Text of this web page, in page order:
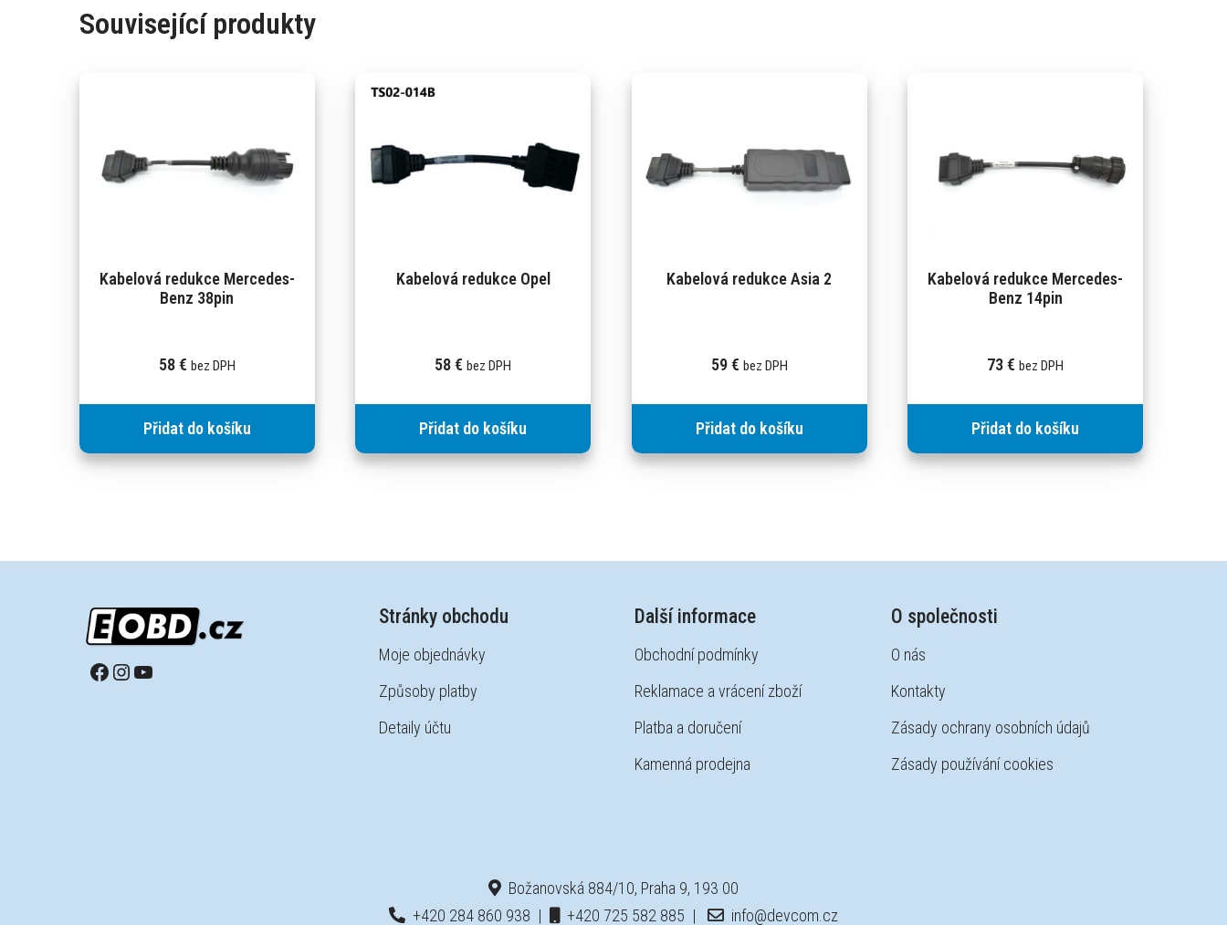
Související produkty
Kabelová redukce Mercedes-
Benz 38pin
58€ bez DPH
Přidat do košíku
Kabelová redukce Opel
58€ bez DPH
Přidat do košíku
Kabelová redukce Asia 2
59€ bez DPH
Přidat do košíku
Kabelová redukce Mercedes-
Benz 14pin
73€ bez DPH
Přidat do košíku
Stránky obchodu
Moje objednávky
Způsoby platby
Detaily účtu
Další informace
Obchodní podmínky
Reklamace a vrácení zboží
Platba a doručení
Kamenná prodejna
O společnosti
O nás
Kontakty
Zásady ochrany osobních údajů
Zásady používání cookies
Božanovská 884/10, Praha 9, 193 00
+420 284 860 938 | +420 725 582 885 | info@devcom.cz